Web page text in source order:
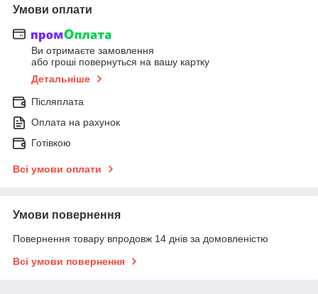
Умови оплати
Ви отримаєте замовлення
або гроші повернуться на вашу картку
Детальніше
Післяплата
Оплата на рахунок
Готівкою
Всі умови оплати
Умови повернення
Повернення товару впродовж 14 днів за домовленістю
Всі умови повернення